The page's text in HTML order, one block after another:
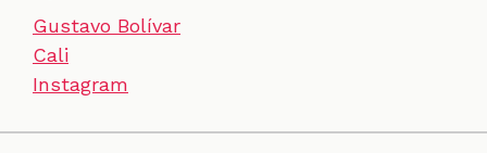
Gustavo Bolívar
Cali
Instagram